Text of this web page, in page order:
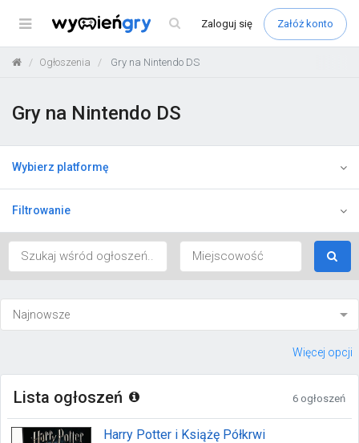
Menu Zaloguj się Załóż konto
Ogłoszenia Gry na Nintendo DS
Gry na Nintendo DS
Wybierz platformę
Filtrowanie
Więcej opcji
Lista ogłoszeń 6 ogłoszeń
Harry Potter i Książę Półkrwi